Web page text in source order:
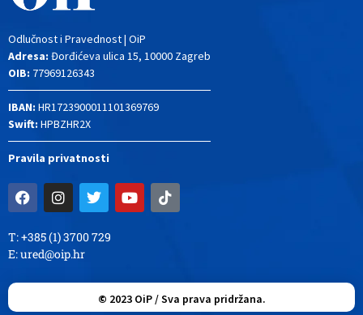
Odlučnost i Pravednost | OiP
Adresa: Đorđićeva ulica 15, 10000 Zagreb
OIB: 77969126343
IBAN: HR1723900011101369769
Swift: HPBZHR2X
Pravila privatnosti
T: +385 (1) 3700 729
E:ured@oip.hr
© 2023OiP / Sva prava pridržana.